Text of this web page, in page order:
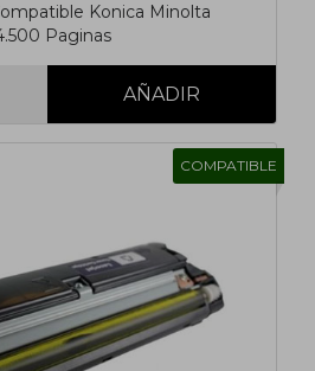
Konica Minolta
Paginas
COMPATIBLE